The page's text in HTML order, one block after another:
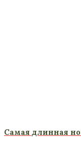
Самая длинная